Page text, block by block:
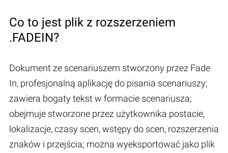
Co to jest plik z rozszerzeniem
.FADEIN?
Dokument ze scenariuszem stworzony przez Fade
In, profesjonalną aplikację do pisania scenariuszy;
zawiera bogaty tekst w formacie scenariusza;
obejmuje stworzone przez użytkownika postacie,
lokalizacje, czasy scen, wstępy do scen, rozszerzenia
znaków i przejścia; można wyeksportować jako plik